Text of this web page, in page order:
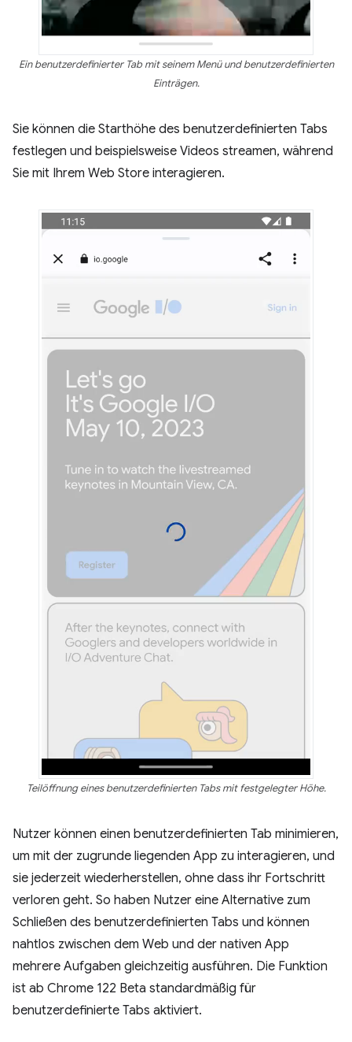
Ein benutzerdefinierter Tab mit seinem Menü und benutzerdefinierten
Einträgen.
Sie können die Starthöhe des benutzerdefinierten Tabs
festlegen und beispielsweise Videos streamen, während
Sie mit Ihrem Web Store interagieren.
Teilöffnung eines benutzerdefinierten Tabs mit festgelegter Höhe.
Nutzer können einen benutzerdefinierten Tab minimieren,
um mit der zugrunde liegenden App zu interagieren, und
sie jederzeit wiederherstellen, ohne dass ihr Fortschritt
verloren geht. So haben Nutzer eine Alternative zum
Schließen des benutzerdefinierten Tabs und können
nahtlos zwischen dem Web und der nativen App
mehrere Aufgaben gleichzeitig ausführen. Die Funktion
ist ab Chrome 122 Beta standardmäßig für
benutzerdefinierte Tabs aktiviert.